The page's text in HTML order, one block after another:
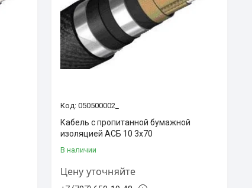
050500002_
Кабель с пропитанной бумажной
изоляцией АСБ 10 3х70
В наличии
Цену уточняйте